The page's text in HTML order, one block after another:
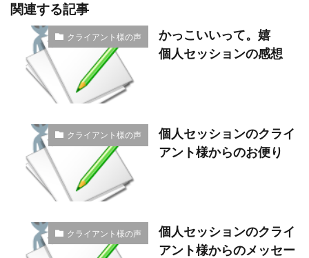
関連する記事
クライアント様の声
かっこいいって。嬉
個人セッションの感想
クライアント様の声
個人セッションのクライ
アント様からのお便り
クライアント様の声
個人セッションのクライ
アント様からのメッセー